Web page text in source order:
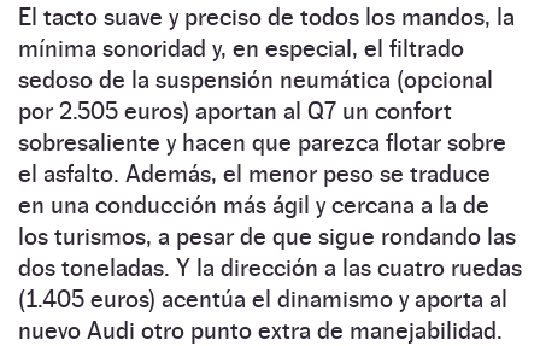
El tacto suave y preciso de todos los mandos, la
mínima sonoridad y, en especial, el filtrado
sedoso de la suspensión neumática (opcional
por 2.505 euros) aportan al Q7 un confort
sobresaliente y hacen que parezca flotar sobre
el asfalto. Además, el menor peso se traduce
en una conducción más ágil y cercana a la de
los turismos, a pesar de que sigue rondando las
dos toneladas. Y la dirección a las cuatro ruedas
(1.405 euros) acentúa el dinamismo y aporta al
nuevo Audi otro punto extra de manejabilidad.